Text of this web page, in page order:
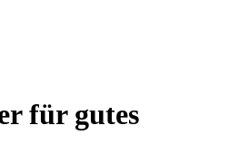
für gutes